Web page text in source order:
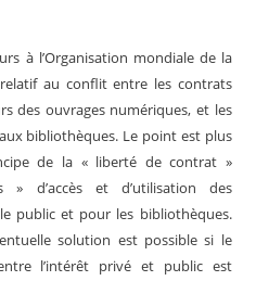
à l’Organisation mondiale de la
au conflit entre les contrats
des ouvrages numériques, et les
bibliothèques. Le point est plus
de la « liberté de contrat »
» d’accès et d’utilisation des
public et pour les bibliothèques.
solution est possible si le
l’intérêt privé et public est